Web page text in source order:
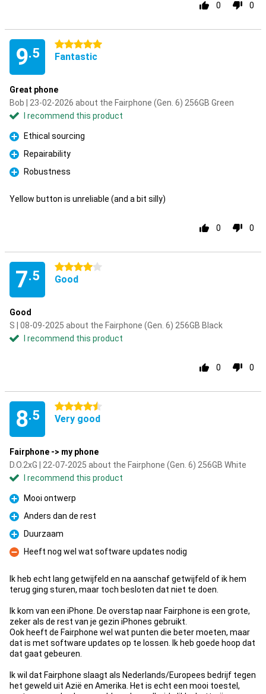
0 0
9.5
5 stars
Fantastic
Great phone
Bob | 23-02-2026 about the Fairphone (Gen. 6) 256GB Green
I recommend this product
Pro
Ethical sourcing
Pro
Repairability
Pro
Robustness
Yellow button is unreliable (and a bit silly)
0 0
7.5
4 stars
Good
Good
S | 08-09-2025 about the Fairphone (Gen. 6) 256GB Black
I recommend this product
0 0
8.5
4.5 stars
Very good
Fairphone -> my phone
D.O.2xG | 22-07-2025 about the Fairphone (Gen. 6) 256GB White
I recommend this product
Pro
Mooi ontwerp
Pro
Anders dan de rest
Pro
Duurzaam
Con
Heeft nog wel wat software updates nodig
Ik heb echt lang getwijfeld en na aanschaf getwijfeld of ik hem
terug ging sturen, maar toch besloten dat niet te doen.
Ik kom van een iPhone. De overstap naar Fairphone is een grote,
zeker als de rest van je gezin iPhones gebruikt.
Ook heeft de Fairphone wel wat punten die beter moeten, maar
dat is met software updates op te lossen. Ik heb goede hoop dat
dat gaat gebeuren.
Ik wil dat Fairphone slaagt als Nederlands/Europees bedrijf tegen
het geweld uit Azië en Amerika. Het is echt een mooi toestel,